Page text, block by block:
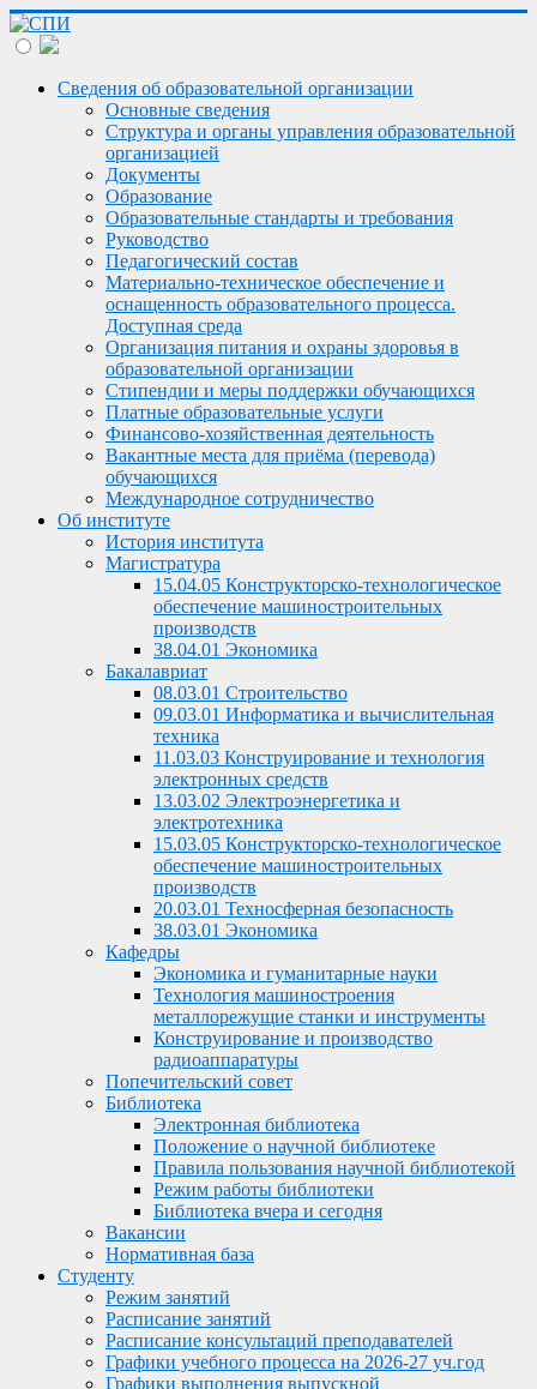
Сведения об образовательной организации
Основные сведения
Структура и органы управления образовательной
организацией
Документы
Образование
Образовательные стандарты и требования
Руководство
Педагогический состав
Материально-техническое обеспечение и
оснащенность образовательного процесса.
Доступная среда
Организация питания и охраны здоровья в
образовательной организации
Стипендии и меры поддержки обучающихся
Платные образовательные услуги
Финансово-хозяйственная деятельность
Вакантные места для приёма (перевода)
обучающихся
Международное сотрудничество
Об институте
История института
Магистратура
15.04.05 Конструкторско-технологическое
обеспечение машиностроительных
производств
38.04.01 Экономика
Бакалавриат
08.03.01 Строительство
09.03.01 Информатика и вычислительная
техника
11.03.03 Конструирование и технология
электронных средств
13.03.02 Электроэнергетика и
электротехника
15.03.05 Конструкторско-технологическое
обеспечение машиностроительных
производств
20.03.01 Техносферная безопасность
38.03.01 Экономика
Кафедры
Экономика и гуманитарные науки
Технология машиностроения
металлорежущие станки и инструменты
Конструирование и производство
радиоаппаратуры
Попечительский совет
Библиотека
Электронная библиотека
Положение о научной библиотеке
Правила пользования научной библиотекой
Режим работы библиотеки
Библиотека вчера и сегодня
Вакансии
Нормативная база
Студенту
Режим занятий
Расписание занятий
Расписание консультаций преподавателей
Графики учебного процесса на 2026-27 уч.год
Графики выполнения выпускной